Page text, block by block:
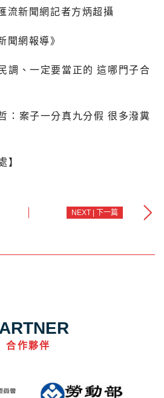
流新聞網記者方炳超攝
聞網報導》
調、一定要當正的 這哪門子合
：案子一分真九分假 很多潑糞
】
NEXT | 下一篇
合作夥伴